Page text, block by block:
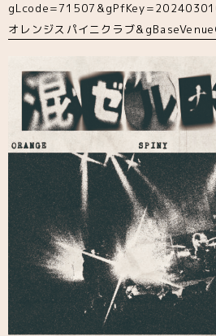
オレンジスパイニクラブ